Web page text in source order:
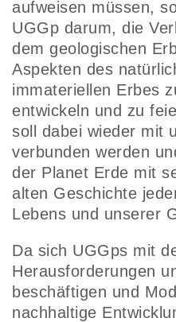
aufweisen müssen,
UGGp darum, die
dem geologischen
Aspekten des
immateriellen Erbes
entwickeln und zu
soll dabei wieder mit
verbunden werden
der Planet Erde mit
alten Geschichte
Lebens und unserer
Da sich UGGps mit
Herausforderungen
beschäftigen und
nachhaltige